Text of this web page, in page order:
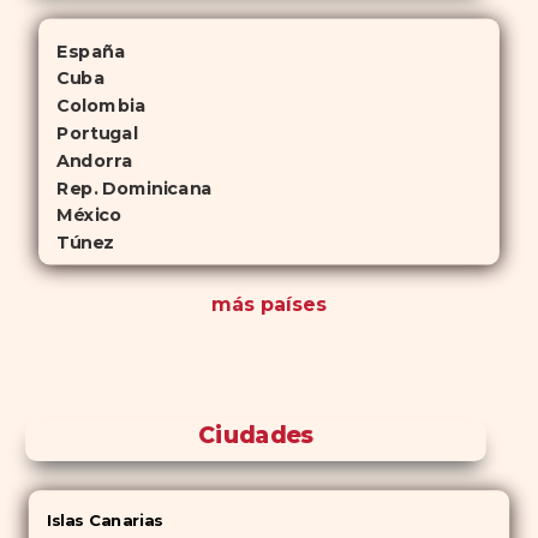
España
Cuba
Colombia
Portugal
Andorra
Rep. Dominicana
México
Túnez
más países
Ciudades
Islas Canarias